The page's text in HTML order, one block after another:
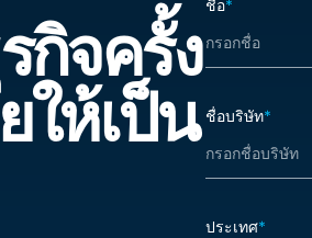
บ
ระเบียบ และห่วงโซ่คุณค่าที่กำลัง
เปลี่ยนแปลง เพื่อระบุว่าธุรกิจของ
คุณสามารถแข่งขันและสร้างคุณค่า
ได้ในจุดใด
กิจครั้ง
ให้เป็น
ชื่อ*
ชื่อบริษัท*
ประเทศ*